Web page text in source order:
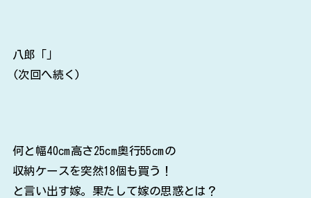
八郎「」
(次回へ続く)
何と幅40cm高さ25cm奥行55cmの
収納ケースを突然18個も買う！
と言い出す嫁。果たして嫁の思惑とは？